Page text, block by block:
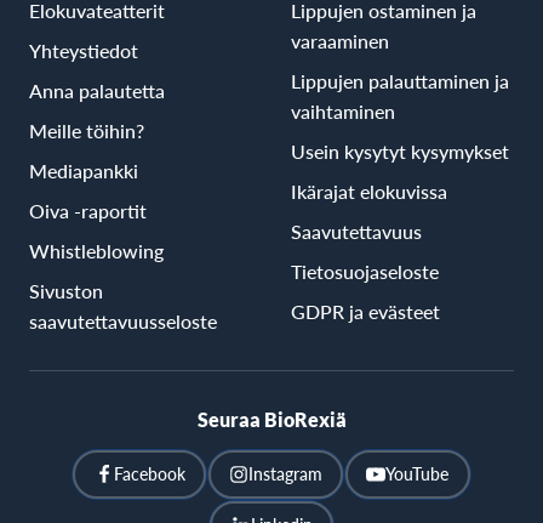
Elokuvateatterit
Yhteystiedot
Anna palautetta
Meille töihin?
Mediapankki
Oiva -raportit
Whistleblowing
Sivuston
saavutettavuusseloste
Lippujen ostaminen ja
varaaminen
Lippujen palauttaminen ja
vaihtaminen
Usein kysytyt kysymykset
Ikärajat elokuvissa
Saavutettavuus
Tietosuojaseloste
GDPR ja evästeet
Seuraa BioRexiä
Facebook Instagram YouTube